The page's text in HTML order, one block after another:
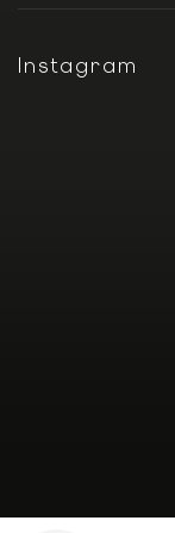
Instagram